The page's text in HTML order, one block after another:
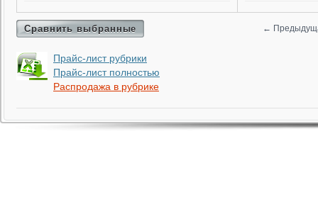
Сравнить выбранные ←
Прайс-лист рубрики
Прайс-лист полностью
Распродажа в рубрике